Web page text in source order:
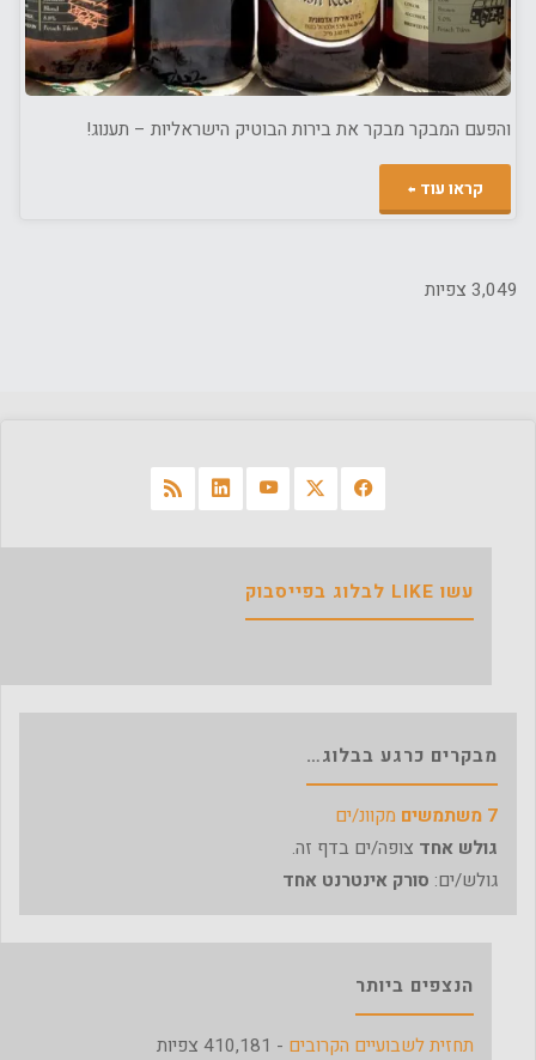
והפעם המבקר מבקר את בירות הבוטיק הישראליות – תענוג!
קראו עוד
3,049 צפיות
עשו LIKE לבלוג בפייסבוק
מבקרים כרגע בבלוג…
7 משתמשים
מקוונ/ים
גולש אחד צופה/ים בדף זה.
גולש/ים: סורק אינטרנט אחד
הנצפים ביותר
תחזית לשבועיים הקרובים - 410,181 צפיות